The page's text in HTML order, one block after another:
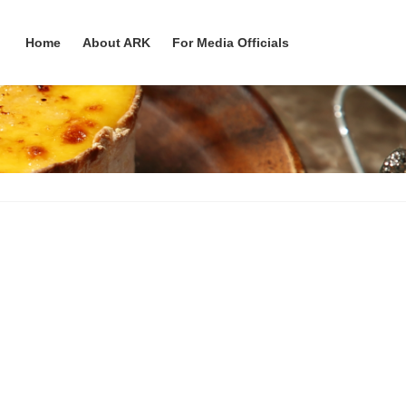
Home About ARK For Media Officials